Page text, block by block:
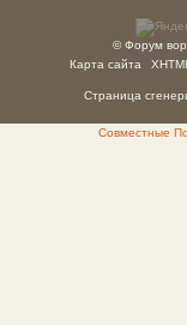
© Форум
Карта сайта
Страница
Совместные